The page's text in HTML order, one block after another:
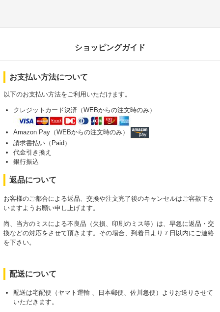
ショッピングガイド
お支払い方法について
以下のお支払い方法をご利用いただけます。
クレジットカード決済（WEBからの注文時のみ）
Amazon Pay（WEBからの注文時のみ）
請求書払い（Paid）
代金引き換え
銀行振込
返品について
お客様のご都合による返品、交換や注文完了後のキャンセルはご容赦下さ
いますようお願い申し上げます。
尚、当方のミスによる不良品（欠損、印刷のミス等）は、早急に返品・交
換などの対応をさせて頂きます。その場合、到着日より７日以内にご連絡
を下さい。
配送について
配送は宅配便（ヤマト運輸 、日本郵便、佐川急便）よりお送りさせて
いただきます。